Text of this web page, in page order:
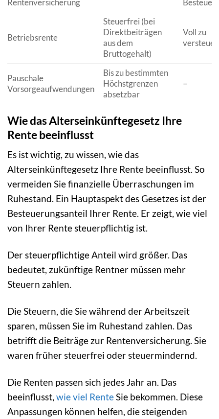
Betriebsrente
Steuerfrei (bei
Direktbeiträgen
aus dem
Bruttogehalt)
Voll zu
Pauschale
Vorsorgeaufwendungen
Bis zu bestimmten
Höchstgrenzen
absetzbar
–
Wie das Alterseinkünftegesetz Ihre
Rente beeinflusst
Es ist wichtig, zu wissen, wie das
Alterseinkünftegesetz Ihre Rente beeinflusst. So
vermeiden Sie finanzielle Überraschungen im
Ruhestand. Ein Hauptaspekt des Gesetzes ist der
Besteuerungsanteil Ihrer Rente. Er zeigt, wie viel
von Ihrer Rente steuerpflichtig ist.
Der steuerpflichtige Anteil wird größer. Das
bedeutet, zukünftige Rentner müssen mehr
Steuern zahlen.
Die Steuern, die Sie während der Arbeitszeit
sparen, müssen Sie im Ruhestand zahlen. Das
betrifft die Beiträge zur Rentenversicherung. Sie
waren früher steuerfrei oder steuermindernd.
Die Renten passen sich jedes Jahr an. Das
beeinflusst, wie viel RenteSie bekommen. Diese
Anpassungen können helfen, die steigenden